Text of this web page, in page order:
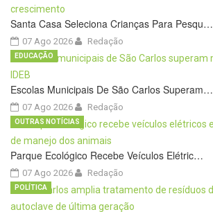
Santa Casa Seleciona Crianças Para Pesqu…
07 Ago 2026 Redação
Escolas Municipais De São Carlos Superam…
07 Ago 2026
EDUCAÇÃO
Redação
Parque Ecológico Recebe Veículos Elétric…
07 Ago 2026
OUTRAS NOTÍCIAS
Redação
POLÍTICA